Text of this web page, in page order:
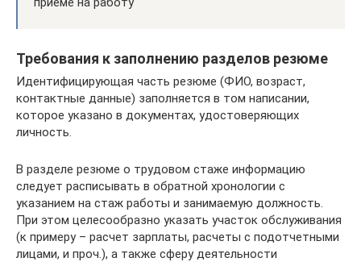
Требования к заполнению разделов резюме
Идентифицирующая часть резюме (ФИО, возраст,
контактные данные) заполняется в том написании,
которое указано в документах, удостоверяющих
личность.
В разделе резюме о трудовом стаже информацию
следует расписывать в обратной хронологии с
указанием на стаж работы и занимаемую должность.
При этом целесообразно указать участок обслуживания
(к примеру – расчет зарплаты, расчеты с подотчетными
лицами, и проч.), а также сферу деятельности